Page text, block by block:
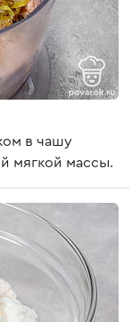
в чашу
мягкой массы.